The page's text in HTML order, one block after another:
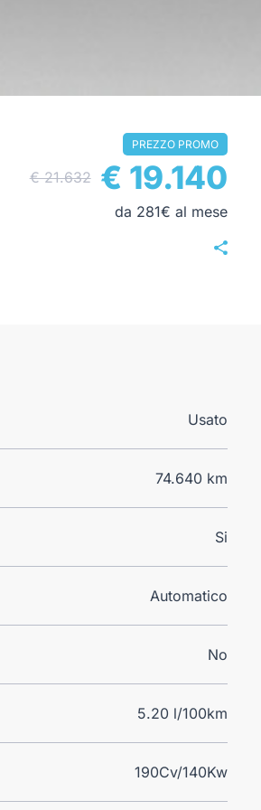
PREZZO PROMO
€ 21.632 € 19.140
da 281€ al mese
Usato
74.640 km
Si
Automatico
No
5.20 l/100km
190Cv/140Kw